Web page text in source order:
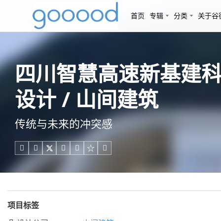
首页 专辑 分类 关于谷
四川智慧高速新基建
设计 / 山间建筑
传统与未来的冲突感
    
项目标签